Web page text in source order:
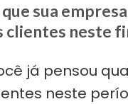
que sua
clientes neste
já pensou
neste